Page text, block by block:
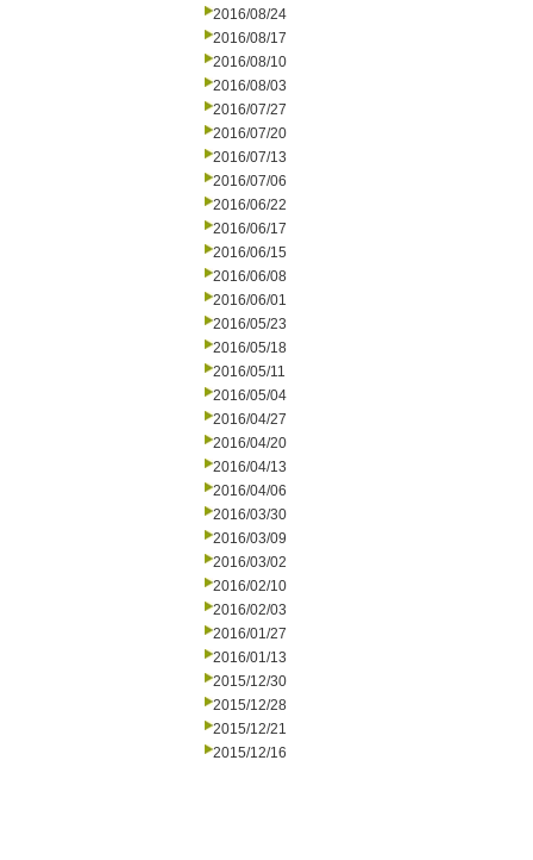
2016/08/24
2016/08/17
2016/08/10
2016/08/03
2016/07/27
2016/07/20
2016/07/13
2016/07/06
2016/06/22
2016/06/17
2016/06/15
2016/06/08
2016/06/01
2016/05/23
2016/05/18
2016/05/11
2016/05/04
2016/04/27
2016/04/20
2016/04/13
2016/04/06
2016/03/30
2016/03/09
2016/03/02
2016/02/10
2016/02/03
2016/01/27
2016/01/13
2015/12/30
2015/12/28
2015/12/21
2015/12/16